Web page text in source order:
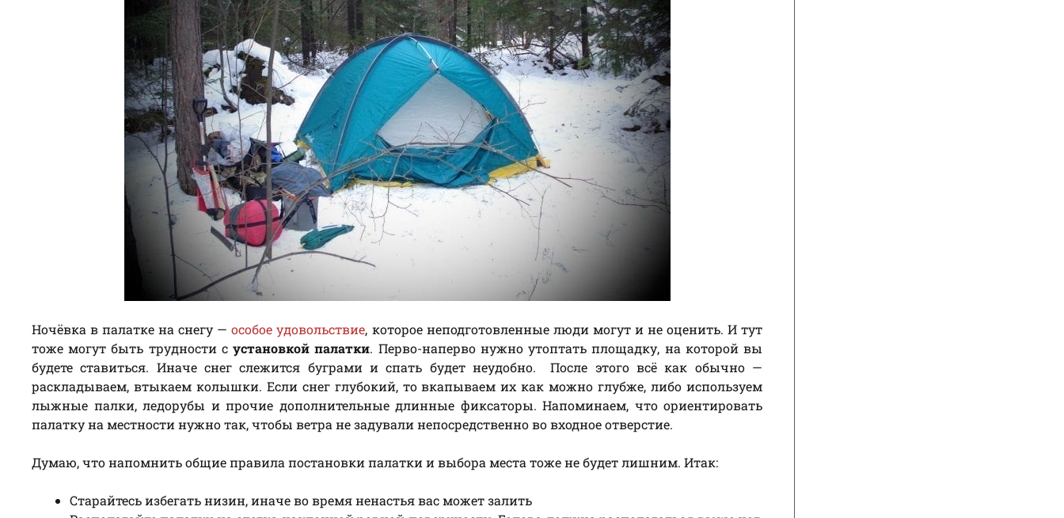
Ночёвка в палатке на снегу —особое удовольствие, которое неподготовленные люди могут и не оценить. И тут
тоже могут быть трудности сустановкой палатки. Перво-наперво нужно утоптать площадку, на которой вы
будете ставиться. Иначе снег слежится буграми и спать будет неудобно. После этого всё как обычно —
раскладываем, втыкаем колышки. Если снег глубокий, то вкапываем их как можно глубже, либо используем
лыжные палки, ледорубы и прочие дополнительные длинные фиксаторы. Напоминаем, что ориентировать
палатку на местности нужно так, чтобы ветра не задували непосредственно во входное отверстие.
Думаю, что напомнить общие правила постановки палатки и выбора места тоже не будет лишним. Итак:
Старайтесь избегать низин, иначе во время ненастья вас может залить